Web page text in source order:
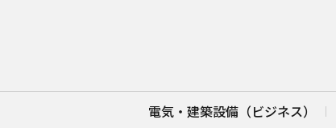
電気・建築設備（ビジネス）